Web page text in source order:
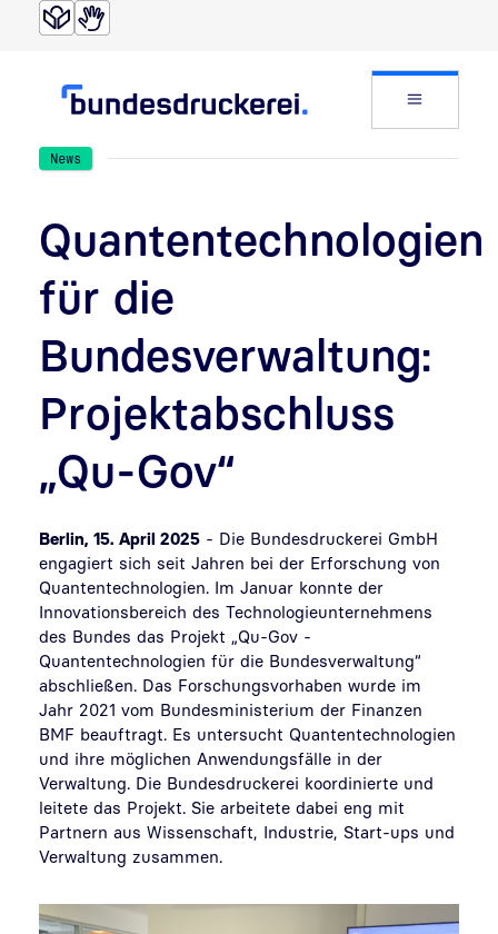
Direkt zur Suche
Direkt zum Inhalt
News
Quantentechnologien
für die
Bundesverwaltung:
Projektabschluss
„Qu-Gov“
Berlin, 15. April 2025 - Die Bundesdruckerei GmbH
engagiert sich seit Jahren bei der Erforschung von
Quantentechnologien. Im Januar konnte der
Innovationsbereich des Technologieunternehmens
des Bundes das Projekt „Qu-Gov -
Quantentechnologien für die Bundesverwaltung“
abschließen. Das Forschungsvorhaben wurde im
Jahr 2021 vom Bundesministerium der Finanzen
BMF beauftragt. Es untersucht Quantentechnologien
und ihre möglichen Anwendungsfälle in der
Verwaltung. Die Bundesdruckerei koordinierte und
leitete das Projekt. Sie arbeitete dabei eng mit
Partnern aus Wissenschaft, Industrie, Start-ups und
Verwaltung zusammen.